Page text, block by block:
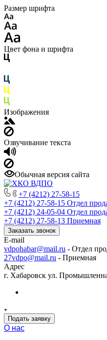
Размер шрифта
Цвет фона и шрифта
Изображения
Озвучивание текста
Обычная версия сайта
+7 (4212) 27-58-15
+7 (4212) 27-58-15 Отдел
+7 (4212) 24-05-04 Отдел
+7 (4212) 27-58-13 Приемная
Заказать звонок
E-mail
vdpohabar@mail.ru - Отдел
27vdpo@mail.ru - Приемная
Адрес
г. Хабаровск ул.
Подать заявку
О нас